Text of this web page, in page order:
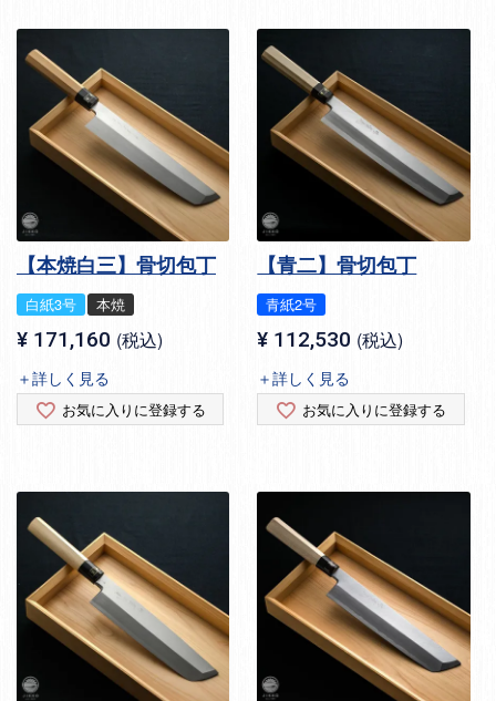
【本焼白三】骨切包丁
白紙3号 本焼
¥ 171,160 税込
＋詳しく見る
お気に入りに登録する
【青二】骨切包丁
青紙2号
¥ 112,530 税込
＋詳しく見る
お気に入りに登録する